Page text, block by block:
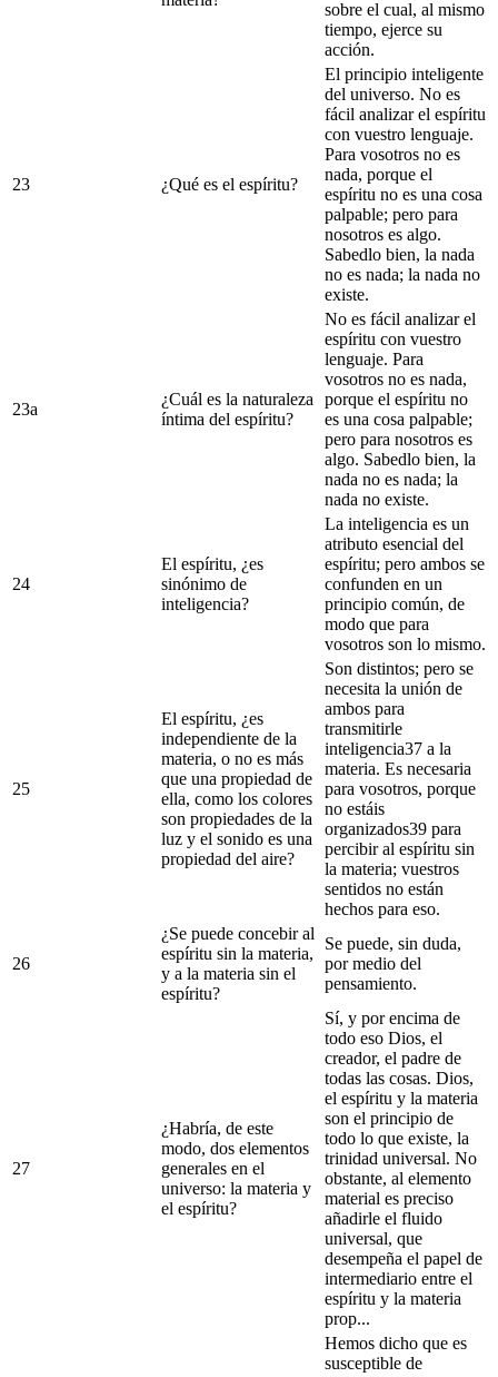
sobre el cual, al mismo
tiempo, ejerce su
acción.
23 ¿Qué es el espíritu?
El principio inteligente
del universo. No es
fácil analizar el espíritu
con vuestro lenguaje.
Para vosotros no es
nada, porque el
espíritu no es una cosa
palpable; pero para
nosotros es algo.
Sabedlo bien, la nada
no es nada; la nada no
existe.
23a
¿Cuál es la naturaleza
íntima del espíritu?
No es fácil analizar el
espíritu con vuestro
lenguaje. Para
vosotros no es nada,
porque el espíritu no
es una cosa palpable;
pero para nosotros es
algo. Sabedlo bien, la
nada no es nada; la
nada no existe.
24
El espíritu, ¿es
sinónimo de
inteligencia?
La inteligencia es un
atributo esencial del
espíritu; pero ambos se
confunden en un
principio común, de
modo que para
vosotros son lo mismo.
25
El espíritu, ¿es
independiente de la
materia, o no es más
que una propiedad de
ella, como los colores
son propiedades de la
luz y el sonido es una
propiedad del aire?
Son distintos; pero se
necesita la unión de
ambos para
transmitirle
inteligencia37 a la
materia. Es necesaria
para vosotros, porque
no estáis
organizados39 para
percibir al espíritu sin
la materia; vuestros
sentidos no están
hechos para eso.
26
¿Se puede concebir al
espíritu sin la materia,
y a la materia sin el
espíritu?
Se puede, sin duda,
por medio del
pensamiento.
27
¿Habría, de este
modo, dos elementos
generales en el
universo: la materia y
el espíritu?
Sí, y por encima de
todo eso Dios, el
creador, el padre de
todas las cosas. Dios,
el espíritu y la materia
son el principio de
todo lo que existe, la
trinidad universal. No
obstante, al elemento
material es preciso
añadirle el fluido
universal, que
desempeña el papel de
intermediario entre el
espíritu y la materia
prop...
Hemos dicho que es
susceptible de